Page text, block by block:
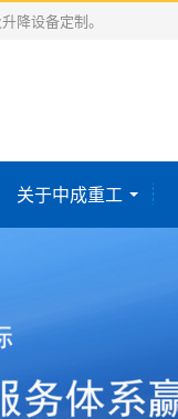
降设备定制。
关于中成重工